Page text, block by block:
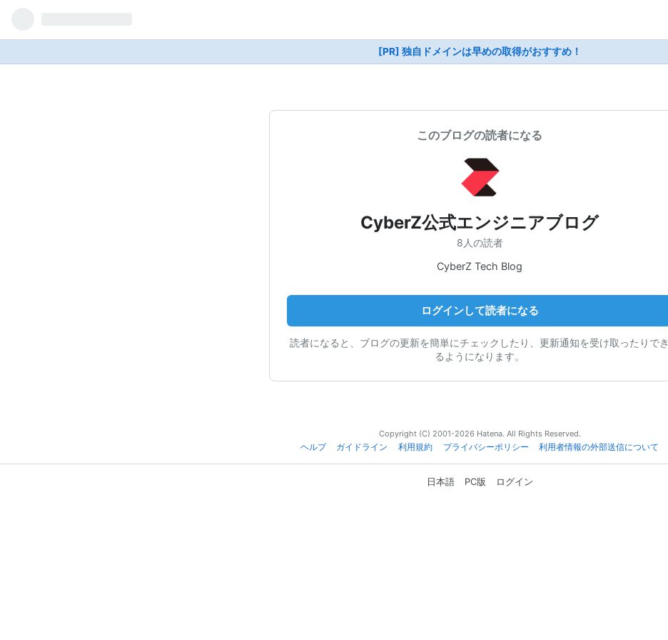
[PR] 独自ドメインは早めの取得がおすすめ！
このブログの読者になる
CyberZ公式エンジニアブログ
8人の読者
CyberZ Tech Blog
ログインして読者になる
読者になると、ブログの更新を簡単にチェックしたり、更新通知を受け取ったりでき
るようになります。
Copyright (C) 2001-2026 Hatena. All Rights Reserved.
ヘルプ
ガイドライン 利用規約 プライバシーポリシー 利用者情報の外部送信について
日本語 PC版 ログイン